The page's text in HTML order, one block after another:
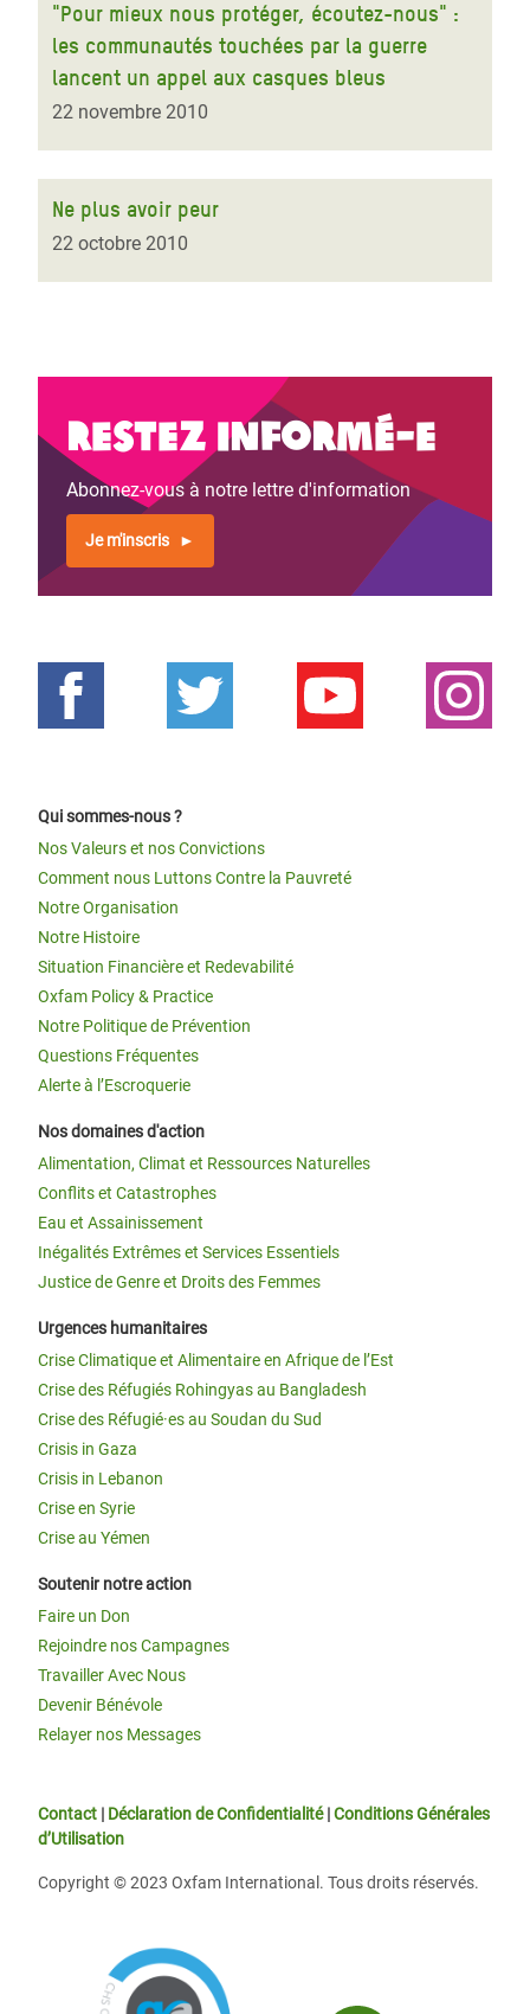
"Pour mieux nous protéger, écoutez-nous" :
les communautés touchées par la guerre
lancent un appel aux casques bleus
22 novembre 2010
Ne plus avoir peur
22 octobre 2010
Restez informé-e
Abonnez-vous à notre lettre d'information
Je m'inscris
Qui sommes-nous ?
Nos Valeurs et nos Convictions
Comment nous Luttons Contre la Pauvreté
Notre Organisation
Notre Histoire
Situation Financière et Redevabilité
Oxfam Policy & Practice
Notre Politique de Prévention
Questions Fréquentes
Alerte à l’Escroquerie
Nos domaines d'action
Alimentation, Climat et Ressources Naturelles
Conflits et Catastrophes
Eau et Assainissement
Inégalités Extrêmes et Services Essentiels
Justice de Genre et Droits des Femmes
Urgences humanitaires
Crise Climatique et Alimentaire en Afrique de l’Est
Crise des Réfugiés Rohingyas au Bangladesh
Crise des Réfugié·es au Soudan du Sud
Crisis in Gaza
Crisis in Lebanon
Crise en Syrie
Crise au Yémen
Soutenir notre action
Faire un Don
Rejoindre nos Campagnes
Travailler Avec Nous
Devenir Bénévole
Relayer nos Messages
Contact | Déclaration de Confidentialité|Conditions Générales
d’Utilisation
Copyright © 2023 Oxfam International. Tous droits réservés.